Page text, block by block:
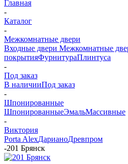
Главная
-
Каталог
-
Межкомнатные двери
Входные двери Межкомнатные
покрытияФурнитураПлинтуса
-
Под заказ
В наличииПод заказ
-
Шпонированные
ШпонированныеЭмальМассивные
-
Виктория
Porta AlexДарианоДревпром
-201 Брянск